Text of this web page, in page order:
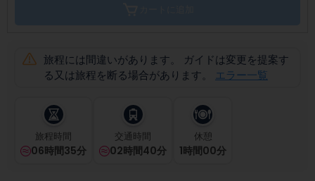
date.
question
to
get
旅程には間違いがあります。 ガイドは変更を提案す
る又は旅程を断る場合があります。
エラー一覧
旅程時間
06時間35分
交通時間
02時間40分
休憩
1時間00分